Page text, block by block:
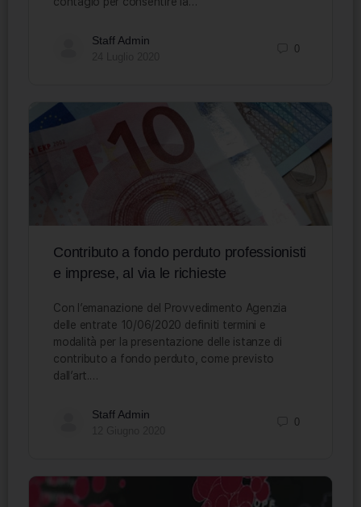
Staff Admin
0
Contributo a fondo perduto professionisti
e imprese, al via le richieste
Con l’emanazione del Provvedimento Agenzia
delle entrate 10/06/2020 definiti termini e
modalità per la presentazione delle istanze di
contributo a fondo perduto, come previsto
dall’art.…
Staff Admin
0